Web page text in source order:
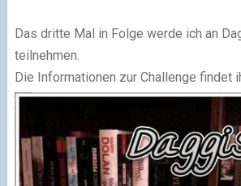
Das dritte Mal in Folge werde ich an
teilnehmen.
Die Informationen zur Challenge findet